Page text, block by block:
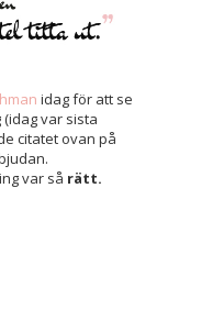
idag för att se
var sista
citatet ovan på
var så rätt.